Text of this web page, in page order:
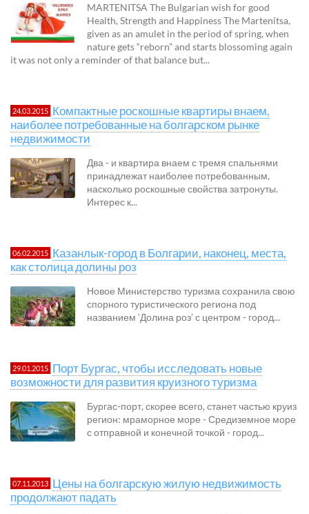
MARTENITSA The Bulgarian wish for good
Health, Strength and Happiness The Martenitsa,
given as an amulet in the period of spring, when
nature gets “reborn” and starts blossoming again
it was not only a reminder of that balance but...
24.03.2015 Компактные роскошные квартиры внаем,
наиболее потребованные на болгарском рынке
недвижимости
Два - и квартира внаем с тремя спальнями
принадлежат наиболее потребованным,
насколько роскошные свойства затронуты.
Интерес к...
06.02.2015 Казанлык-город в Болгарии, наконец, места,
как столица долины роз
Новое Министерство туризма сохранила свою
спорного туристического региона под
названием ‘Долина роз’ с центром - город...
29.01.2015 Порт Бургас, чтобы исследовать новые
возможности для развития круизного туризма
Бургас-порт, скорее всего, станет частью круиз
регион: мраморное море - Средиземное море
с отправной и конечной точкой - город...
07.11.2013 Цены на болгарскую жилую недвижимость
продолжают падать